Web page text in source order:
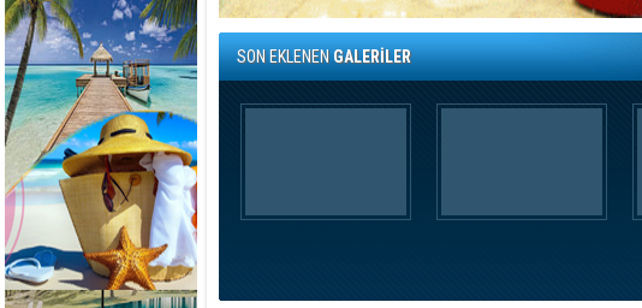
SON EKLENENGALERİLER